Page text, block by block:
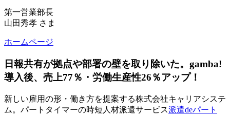
第一営業部長
山田秀孝 さま
ホームページ
日報共有が拠点や部署の壁を取り除いた。gamba!
導入後、売上77％・労働生産性26％アップ！
新しい雇用の形・働き方を提案する株式会社キャリアシステ
ム。パートタイマーの時短人材派遣サービス派遣deパート